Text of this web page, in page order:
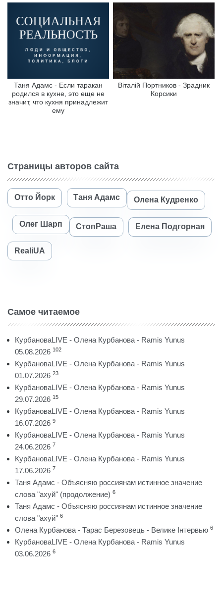
Таня Адамс - Если таракан
родился в кухне, это еще не
значит, что кухня принадлежит
ему
Віталій Портников - Зрадник
Корсики
Страницы авторов сайта
Отто Йорк Таня Адамс Олена Кудренко
Олег Шарп СтопРаша Елена Подгорная
RealiUA
Самое читаемое
КурбановаLIVE - Олена Курбанова - Ramis Yunus
05.08.2026 102
КурбановаLIVE - Олена Курбанова - Ramis Yunus
01.07.2026 23
КурбановаLIVE - Олена Курбанова - Ramis Yunus
29.07.2026 15
КурбановаLIVE - Олена Курбанова - Ramis Yunus
16.07.2026 9
КурбановаLIVE - Олена Курбанова - Ramis Yunus
24.06.2026 7
КурбановаLIVE - Олена Курбанова - Ramis Yunus
17.06.2026 7
Таня Адамс - Объясняю россиянам истинное значение
слова "ахуй" (продолжение) 6
Таня Адамс - Объясняю россиянам истинное значение
слова "ахуй" 6
Олена Курбанова - Тарас Березовець - Велике Інтервью 6
КурбановаLIVE - Олена Курбанова - Ramis Yunus
03.06.2026 6